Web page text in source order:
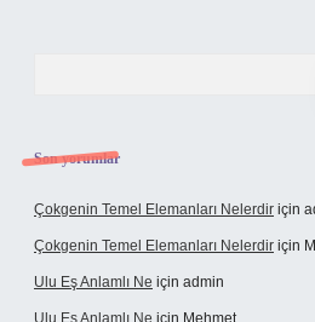
Son yorumlar
Çokgenin Temel Elemanları Nelerdir için
Çokgenin Temel Elemanları Nelerdir için
Ulu Eş Anlamlı Ne için admin
Ulu Eş Anlamlı Ne için Mehmet